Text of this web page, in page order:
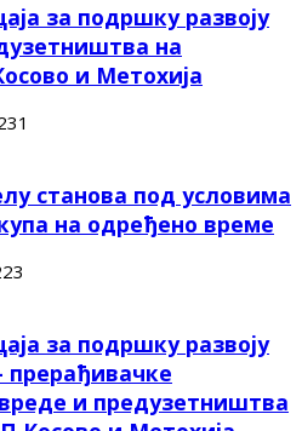
за подршку развоју
на
и Метохија
станова под условима
на одређено време
за подршку развоју
и предузетништва